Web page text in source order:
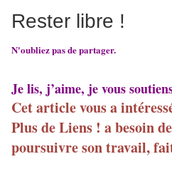
Rester libre !
N'oubliez pas de partager.
Je lis, j’aime, je vous
Cet article vous a
Plus de Liens ! a besoin
poursuivre son travail,